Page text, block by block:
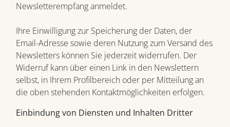
Newsletterempfang anmeldet.
Ihre Einwilligung zur Speicherung der Daten, der
Email-Adresse sowie deren Nutzung zum Versand des
Newsletters können Sie jederzeit widerrufen. Der
Widerruf kann über einen Link in den Newslettern
selbst, in Ihrem Profilbereich oder per Mitteilung an
die oben stehenden Kontaktmöglichkeiten erfolgen.
Einbindung von Diensten und Inhalten Dritter